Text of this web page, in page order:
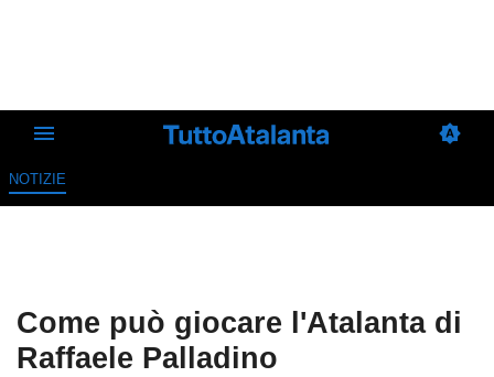
NOTIZIE
Come può giocare l'Atalanta di
Raffaele Palladino